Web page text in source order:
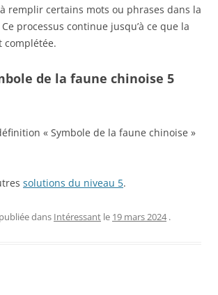
remplir certains mots ou phrases dans la
processus continue jusqu’à ce que la
complétée.
de la faune chinoise 5
« Symbole de la faune chinoise »
solutions du niveau 5.
dans Intéressant le 19 mars 2024 .